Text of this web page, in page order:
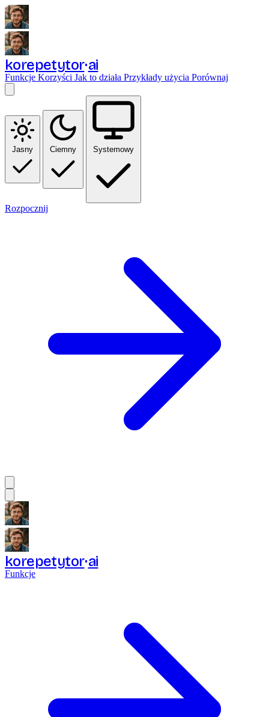
korepetytor ai
Funkcje Korzyści Jak to działa Przykłady użycia Porównaj
Jasny Ciemny Systemowy
Rozpocznij
korepetytor ai
Funkcje